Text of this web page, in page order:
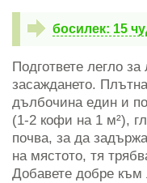
босилек: 15
Подгответе легло
засаждането.
дълбочина един и
(1-2 кофи на 1 м²),
почва, за да
на мястото, тя
Добавете добре